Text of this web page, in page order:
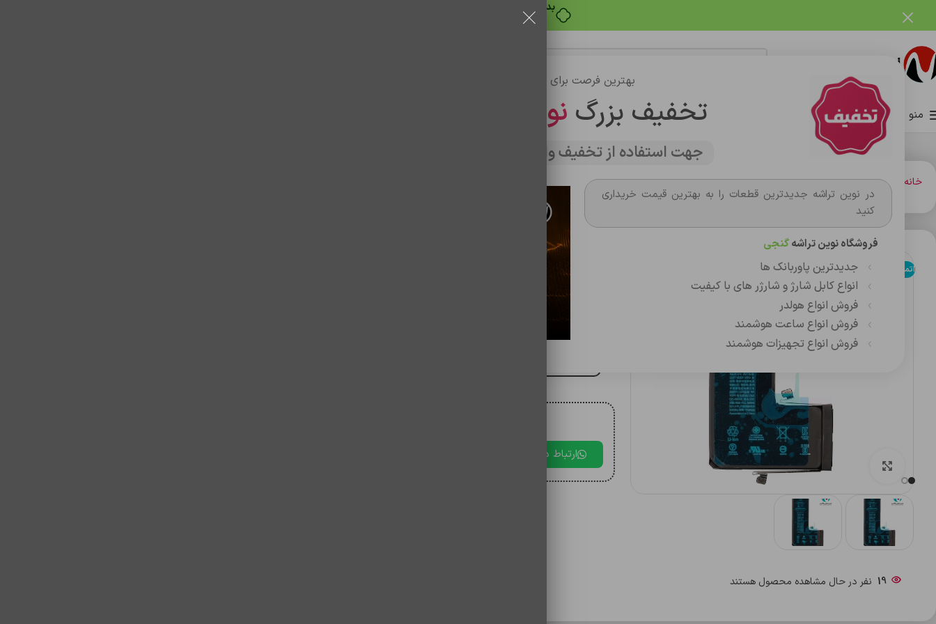
بهترین فرصت برای خرید
تخفیف بزرگ نوین تراشه
جهت استفاده از تخفیف وارد سایت شوید
در نوین تراشه جدیدترین قطعات را به بهترین قیمت خریداری
کنید
فروشگاه نوین تراشهگنجی
جدیدترین پاوربانک ها
انواع کابل شارژ و شارژر های با کیفیت
فروش انواع هولدر
فروش انواع ساعت هوشمند
فروش انواع تجهیزات هوشمند
خرید قسطی با ترب‌پی
منو صفحه اصلیفروشگاهوبلاگ
خانه باتري گوشي،سکه اي،ريموت و پاوربانک باتري باتری موبایل اورجینال آیفون مدل 11pro LAND (تقویت شده)
اتمام موجودی
بزرگنمایی تصویر
19 نفر در حال مشاهده محصول هستند
باتری موبایل اورجینال آیفون مدل 11pro LAND (تقویت شده)
ارتباط در بله
فروشگاه نوین تراشه گنجی